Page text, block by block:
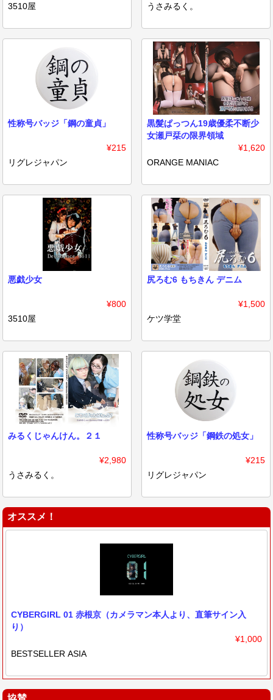
3510屋
うさみるく。
性称号バッジ「鋼の童貞」
¥215
リグレジャパン
黒髮ぱっつん19歳優柔不断少
女瀬戸栞の限界領域
¥1,620
ORANGE MANIAC
悪戯少女
¥800
3510屋
尻ろむ6 もちきん デニム
¥1,500
ケツ学堂
みるくじゃんけん。２１
¥2,980
うさみるく。
性称号バッジ「鋼鉄の処女」
¥215
リグレジャパン
オススメ！
CYBERGIRL 01 赤根京（カメラマン本人より、直筆サイン入
り）
¥1,000
BESTSELLER ASIA